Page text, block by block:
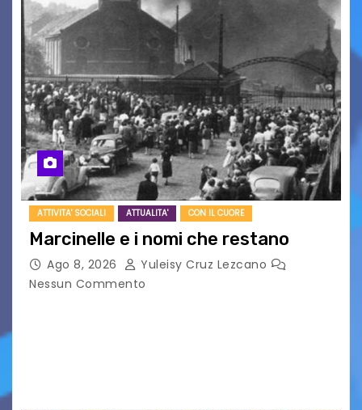
ATTIVITA' SOCIALI ATTUALITA' CON IL CUORE
Marcinelle e i nomi che restano
Ago 8, 2026
Yuleisy Cruz Lezcano
Nessun Commento